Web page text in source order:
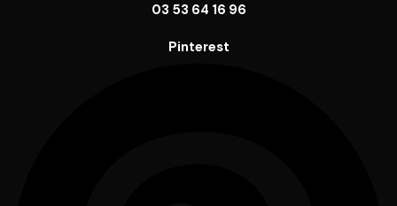
03 53 64 16 96
Pinterest